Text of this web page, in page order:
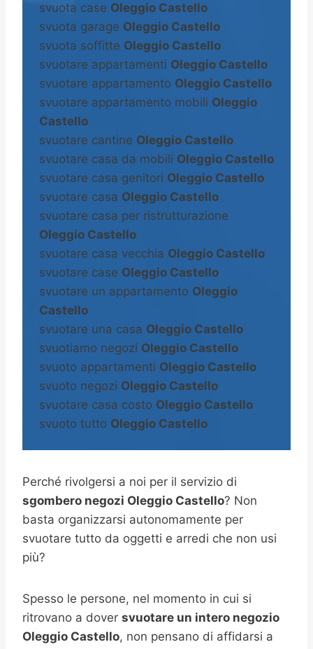
svuota case Oleggio Castello
svuota garage Oleggio Castello
svuota soffitte Oleggio Castello
svuotare appartamenti Oleggio Castello
svuotare appartamento Oleggio Castello
svuotare appartamento mobili Oleggio
Castello
svuotare cantine Oleggio Castello
svuotare casa da mobili Oleggio Castello
svuotare casa genitori Oleggio Castello
svuotare casa Oleggio Castello
svuotare casa per ristrutturazione
Oleggio Castello
svuotare casa vecchia Oleggio Castello
svuotare case Oleggio Castello
svuotare un appartamento Oleggio
Castello
svuotare una casa Oleggio Castello
svuotiamo negozi Oleggio Castello
svuoto appartamenti Oleggio Castello
svuoto negozi Oleggio Castello
svuotare casa costo Oleggio Castello
svuoto tutto Oleggio Castello
Perché rivolgersi a noi per il servizio di
sgombero negozi Oleggio Castello? Non
basta organizzarsi autonomamente per
svuotare tutto da oggetti e arredi che non usi
più?
Spesso le persone, nel momento in cui si
ritrovano a dover svuotare un intero negozio
Oleggio Castello, non pensano di affidarsi a